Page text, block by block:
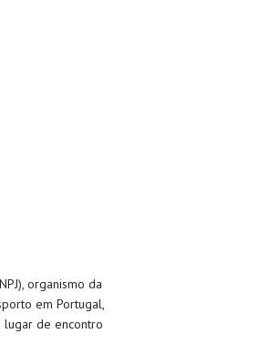
organismo da
em Portugal,
lugar de encontro